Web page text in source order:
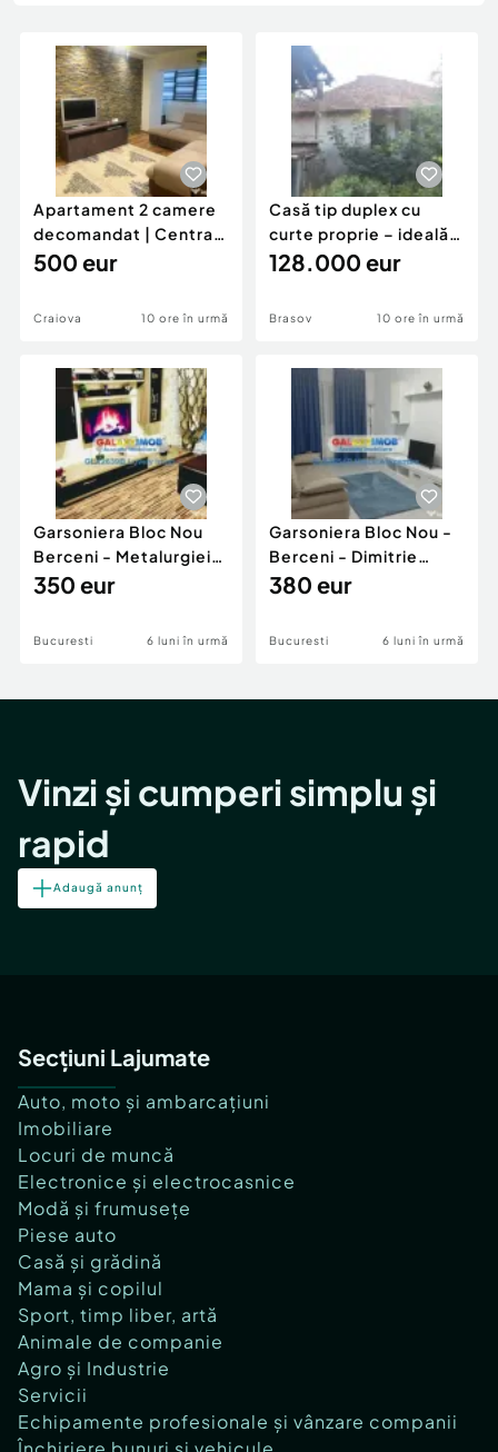
Animale de companie
Afaceri și echipamente profesionale
Inchiriere Bunuri si Vehicule
Piese auto si accesorii
Dacia Duster
Apartament 2 camere
decomandat | Centrală
proprie | 60 mp |
500 eur
Craiova 10 ore în urmă
Casă tip duplex cu
curte proprie – ideală
pentru renovar
128.000 eur
Brasov 10 ore în urmă
Garsoniera Bloc Nou
Berceni - Metalurgiei
Park - Postalionul
350 eur
Bucuresti 6 luni în urmă
Garsoniera Bloc Nou -
Berceni - Dimitrie
Leonida
380 eur
Bucuresti 6 luni în urmă
Vinzi și cumperi simplu și
rapid
Adaugă anunț
Secțiuni Lajumate
Auto, moto și ambarcațiuni
Imobiliare
Locuri de muncă
Electronice și electrocasnice
Modă și frumusețe
Piese auto
Casă și grădină
Mama și copilul
Sport, timp liber, artă
Animale de companie
Agro și Industrie
Servicii
Echipamente profesionale și vânzare companii